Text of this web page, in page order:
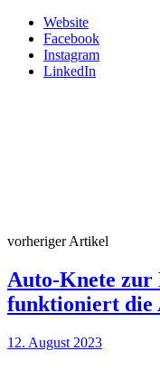
Website
Facebook
Instagram
LinkedIn
vorheriger Artikel
Auto-Knete zur
funktioniert die
12. August 2023